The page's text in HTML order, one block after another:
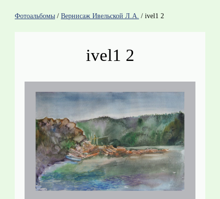
Фотоальбомы / Вернисаж Ивельской Л.А. / ivel1 2
ivel1 2